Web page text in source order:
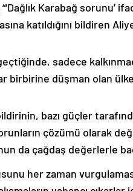
Karabağ sorunu’
katıldığını bildiren
sadece
birbirine düşman olan
bazı güçler
çözümü olarak
da çağdaş değerlerle
her zaman